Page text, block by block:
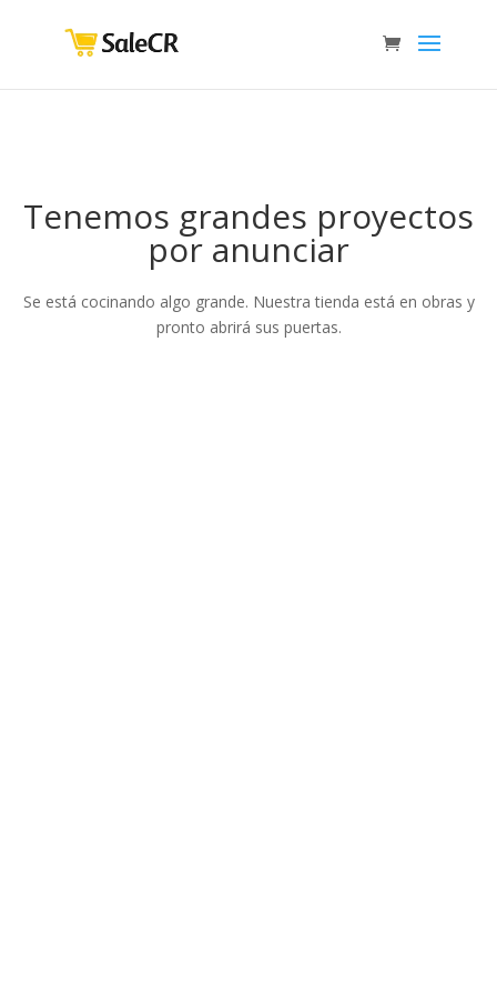
Tenemos grandes proyectos
por anunciar
Se está cocinando algo grande. Nuestra tienda está en obras y
pronto abrirá sus puertas.